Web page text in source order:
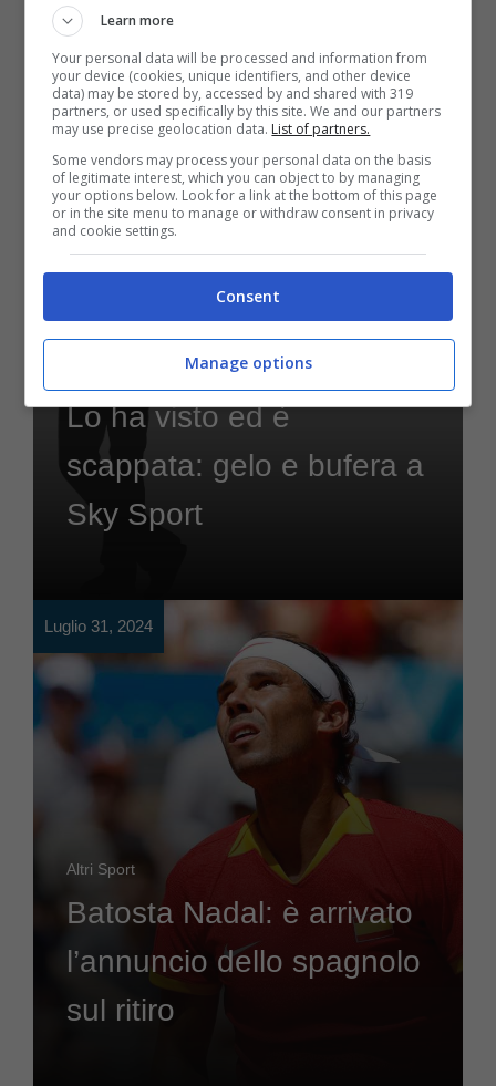
Bano
Agosto 1, 2024
Lo ha visto ed è
scappata: gelo e bufera a
Sky Sport
Luglio 31, 2024
Altri Sport
Batosta Nadal: è arrivato
l’annuncio dello spagnolo
sul ritiro
Learn more
Your personal data will be processed and information from
your device (cookies, unique identifiers, and other device
data) may be stored by, accessed by and shared with 319
partners, or used specifically by this site. We and our partners
may use precise geolocation data. List of partners.
Some vendors may process your personal data on the basis
of legitimate interest, which you can object to by managing
your options below. Look for a link at the bottom of this page
or in the site menu to manage or withdraw consent in privacy
and cookie settings.
Consent
Manage options